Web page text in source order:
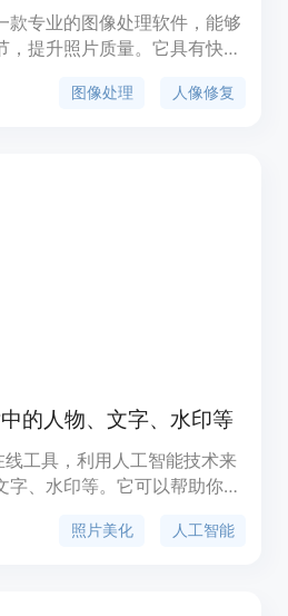
款专业的图像处理软件，能够
，提升照片质量。它具有快
。该产品定价为每年99美
图像处理 人像修复
的人物、文字、水印等
工具，利用人工智能技术来
字、水印等。它可以帮助你优
照片美化 人工智能